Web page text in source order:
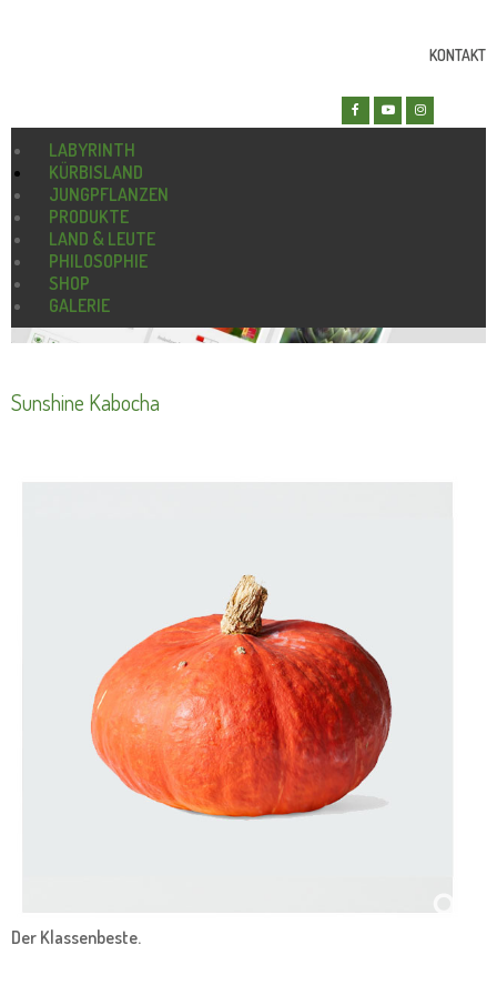
KONTAKT
LABYRINTH
KÜRBISLAND
JUNGPFLANZEN
PRODUKTE
LAND & LEUTE
PHILOSOPHIE
SHOP
GALERIE
Sunshine Kabocha
Der Klassenbeste.